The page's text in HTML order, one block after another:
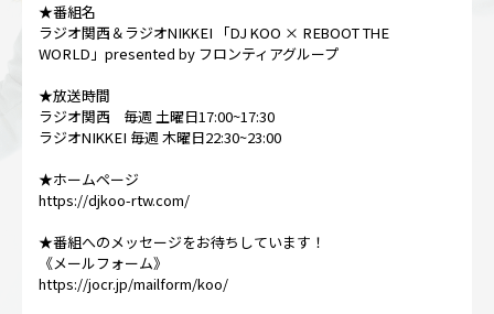
★番組名
ラジオ関西＆ラジオNIKKEI 「DJ KOO × REBOOT THE
WORLD」presented by フロンティアグループ
★放送時間
ラジオ関西 毎週 土曜日17:00~17:30
ラジオNIKKEI 毎週 木曜日22:30~23:00
★ホームページ
https://djkoo-rtw.com/
★番組へのメッセージをお待ちしています！
《メールフォーム》
https://jocr.jp/mailform/koo/